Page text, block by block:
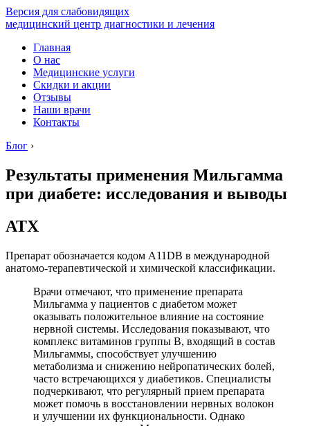
Версия для слабовидящих
медицинский центр диагностики и лечения
Главная
О нас
Медицинские услуги
Скидки и акции
Отзывы
Наши врачи
Контакты
Блог ›
Результаты применения Мильгамма
при диабете: исследования и выводы
АТХ
Препарат обозначается кодом А11DВ в международной
анатомо-терапевтической и химической классификации.
Врачи отмечают, что применение препарата
Мильгамма у пациентов с диабетом может
оказывать положительное влияние на состояние
нервной системы. Исследования показывают, что
комплекс витаминов группы B, входящий в состав
Мильгаммы, способствует улучшению
метаболизма и снижению нейропатических болей,
часто встречающихся у диабетиков. Специалисты
подчеркивают, что регулярный прием препарата
может помочь в восстановлении нервных волокон
и улучшении их функциональности. Однако